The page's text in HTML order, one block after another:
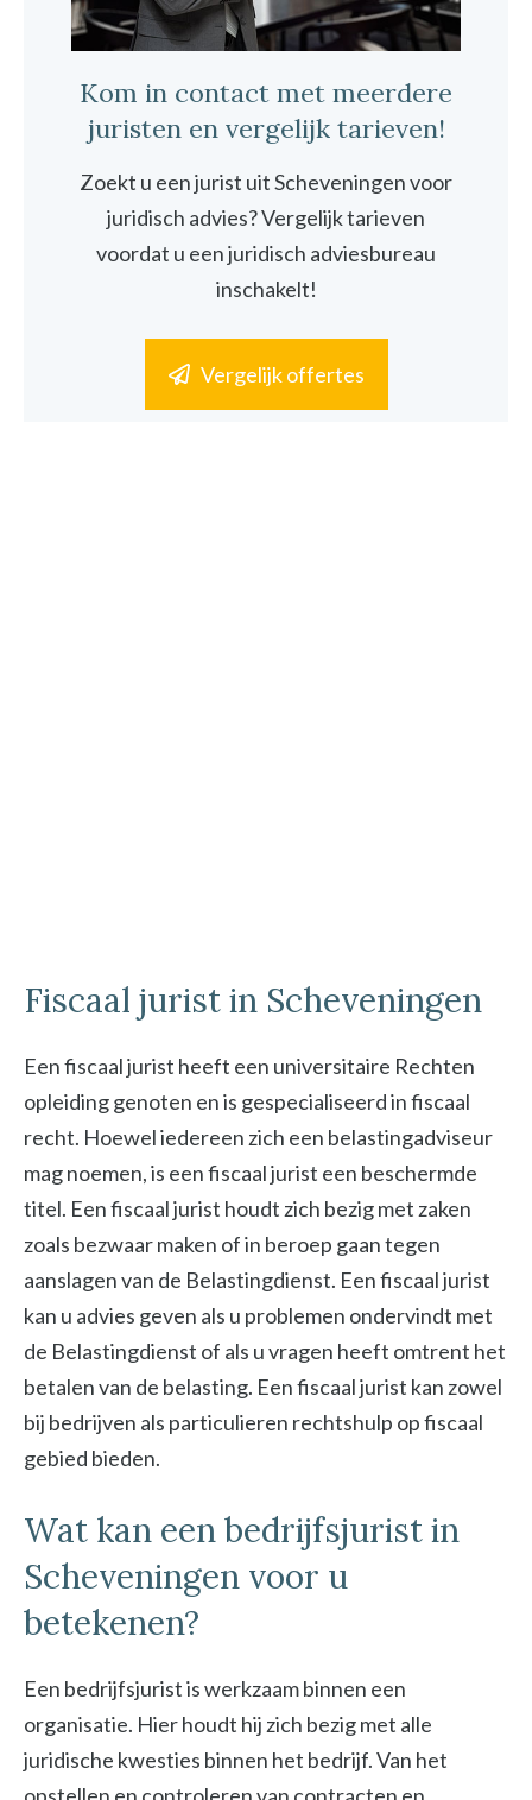
Kom in contact met meerdere
juristen en vergelijk tarieven!
Zoekt u een jurist uit Scheveningen voor
juridisch advies? Vergelijk tarieven
voordat u een juridisch adviesbureau
inschakelt!
Vergelijk offertes
Fiscaal jurist in Scheveningen
Een fiscaal jurist heeft een universitaire Rechten
opleiding genoten en is gespecialiseerd in fiscaal
recht. Hoewel iedereen zich een belastingadviseur
mag noemen, is een fiscaal jurist een beschermde
titel. Een fiscaal jurist houdt zich bezig met zaken
zoals bezwaar maken of in beroep gaan tegen
aanslagen van de Belastingdienst. Een fiscaal jurist
kan u advies geven als u problemen ondervindt met
de Belastingdienst of als u vragen heeft omtrent het
betalen van de belasting. Een fiscaal jurist kan zowel
bij bedrijven als particulieren rechtshulp op fiscaal
gebied bieden.
Wat kan een bedrijfsjurist in
Scheveningen voor u
betekenen?
Een bedrijfsjurist is werkzaam binnen een
organisatie. Hier houdt hij zich bezig met alle
juridische kwesties binnen het bedrijf. Van het